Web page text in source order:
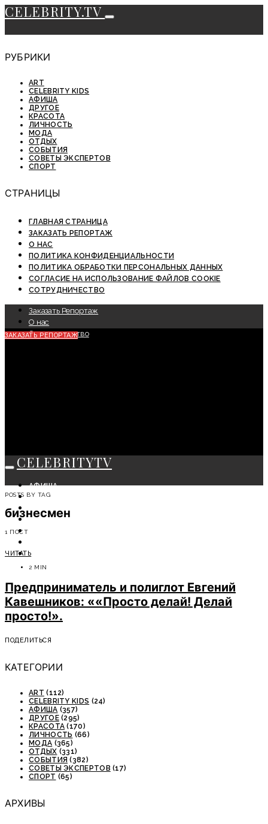
CELEBRITY.TV
РУБРИКИ
ART
CELEBRITY KIDS
АФИША
ДРУГОЕ
КРАСОТА
ЛИЧНОСТЬ
МОДА
ОТДЫХ
СОБЫТИЯ
СОВЕТЫ ЭКСПЕРТОВ
СПОРТ
СТРАНИЦЫ
ГЛАВНАЯ СТРАНИЦА
ЗАКАЗАТЬ РЕПОРТАЖ
О НАС
ПОЛИТИКА КОНФИДЕНЦИАЛЬНОСТИ
ПОЛИТИКА ОБРАБОТКИ ПЕРСОНАЛЬНЫХ ДАННЫХ
СОГЛАСИЕ НА ИСПОЛЬЗОВАНИЕ ФАЙЛОВ COOKIE
СОТРУДНИЧЕСТВО
Заказать Репортаж
О нас
Сотрудничество
ЗАКАЗАТЬ РЕПОРТАЖ
CELEBRITYTV
АФИША
СОБЫТИЯ
КРАСОТА
МОДА
СОВЕТЫ ЭКСПЕРТОВ
POSTS BY TAG
бизнесмен
1 ПОСТ
ЧИТАТЬ
2 MIN
Предприниматель и полиглот Евгений
Кавешников: ««Просто делай! Делай
просто!».
ПОДЕЛИТЬСЯ
КАТЕГОРИИ
ART (112)
CELEBRITY KIDS (24)
АФИША (357)
ДРУГОЕ(295)
КРАСОТА (170)
ЛИЧНОСТЬ (66)
МОДА (365)
ОТДЫХ (331)
СОБЫТИЯ (382)
СОВЕТЫ ЭКСПЕРТОВ (17)
СПОРТ (65)
АРХИВЫ